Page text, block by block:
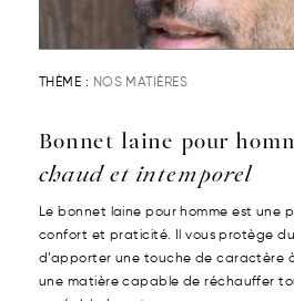
THÈME : NOS MATIÈRES
Bonnet laine pour
chaud et intemporel
Le bonnet laine pour homme est une
confort et praticité. Il vous protège
d’apporter une touche de caractère
une matière capable de réchauffer